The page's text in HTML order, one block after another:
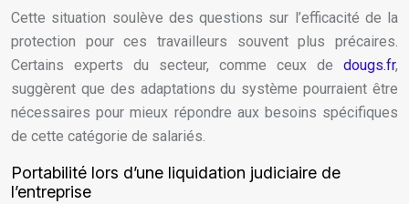
Cette situation soulève des questions sur l’efficacité de la
protection pour ces travailleurs souvent plus précaires.
Certains experts du secteur, comme ceux de dougs.fr,
suggèrent que des adaptations du système pourraient être
nécessaires pour mieux répondre aux besoins spécifiques
de cette catégorie de salariés.
Portabilité lors d’une liquidation judiciaire de
l’entreprise